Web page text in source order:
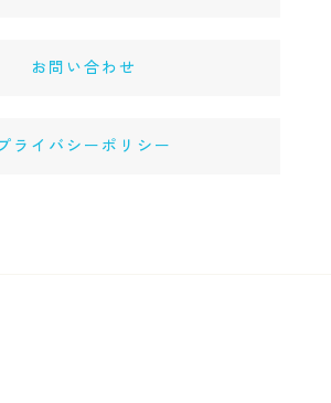
お問い合わせ
ライバシーポリシー